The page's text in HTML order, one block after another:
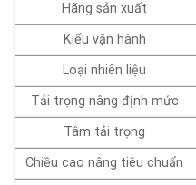
Hãng sản xuất
Kiểu vận hành
Loại nhiên liệu
Tải trọng nâng định mức
Tâm tải trọng
Chiều cao nâng tiêu chuẩn